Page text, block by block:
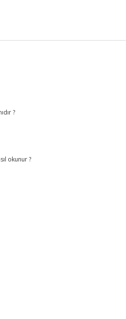
?
okunur ?